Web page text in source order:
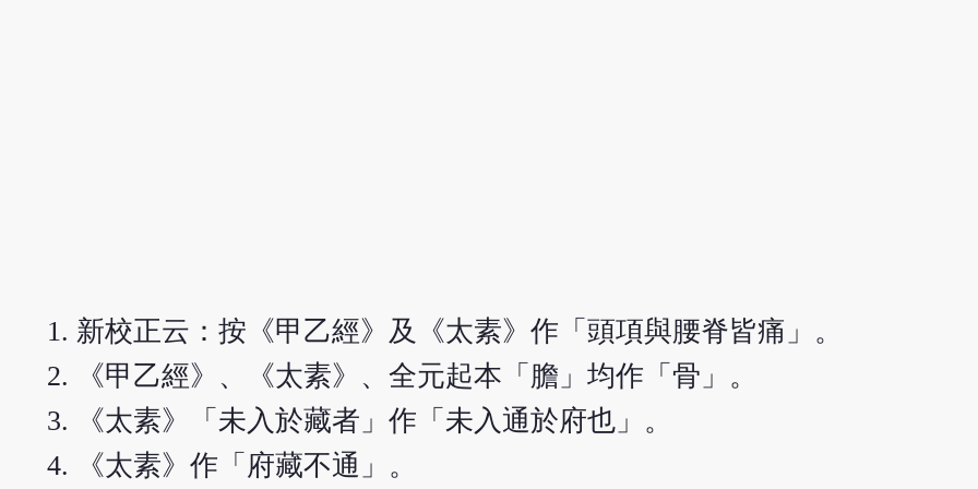
新校正云：按《甲乙經》及《太素》作「頭項與腰脊皆痛」。
《甲乙經》、《太素》、全元起本「膽」均作「骨」。
《太素》「未入於藏者」作「未入通於府也」。
《太素》作「府藏不通」。